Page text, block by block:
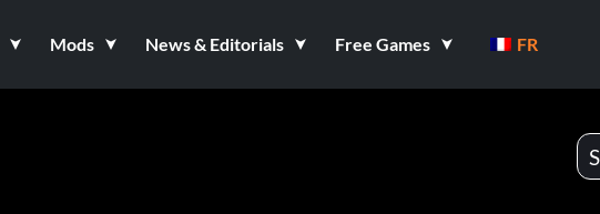
Mods News & Editorials Free Games FR